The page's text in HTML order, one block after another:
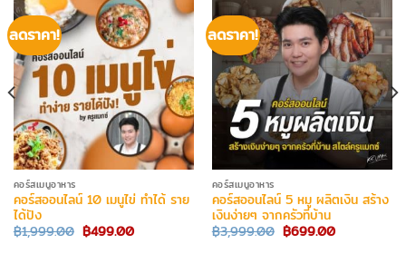
ลดราคา!
คอร์สเมนูอาหาร
คอร์สออนไลน์ 10 เมนูไข่ ทำได้ ราย
ได้ปัง
฿1,999.00 Original
price
฿499.00Current
ลดราคา!
คอร์สเมนูอาหาร
คอร์สออนไลน์ 5 หมู ผลิตเงิน สร้าง
เงินง่ายๆ จากครัวที่บ้าน
฿3,999.00 Original
price
฿699.00Current